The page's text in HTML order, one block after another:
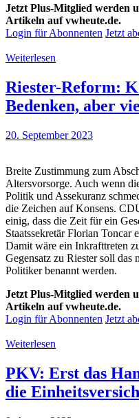
Jetzt Plus-Mitglied werden
Artikeln auf vwheute.de.
Login für Abonnenten Jetzt
Weiterlesen
Riester-Reform:
Bedenken, aber
20. September 2023
Breite Zustimmung zum
Altersvorsorge. Auch wenn
Politik und Assekuranz
die Zeichen auf Konsens.
einig, dass die Zeit für ein
Staatssekretär Florian Toncar
Damit wäre ein Inkrafttreten
Gegensatz zu Riester soll
Politiker benannt werden.
Jetzt Plus-Mitglied werden
Artikeln auf vwheute.de.
Login für Abonnenten Jetzt
Weiterlesen
PKV: Erst das
die